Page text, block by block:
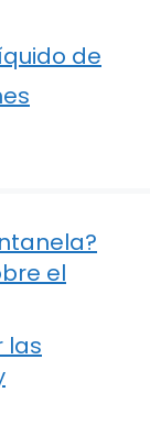
de
el
las